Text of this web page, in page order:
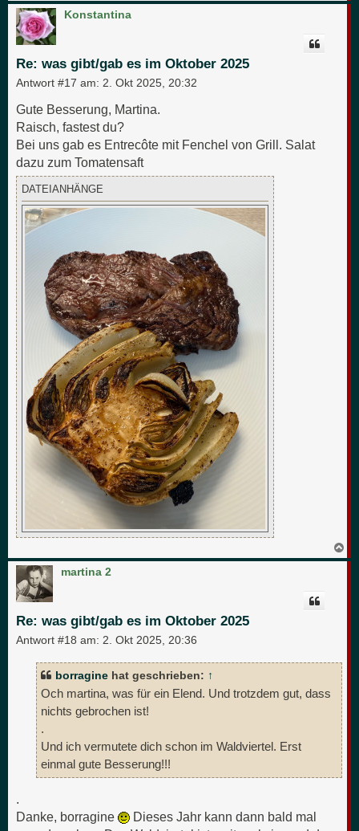
Konstantina
Re: was gibt/gab es im Oktober 2025
Antwort #17 am: 2. Okt 2025, 20:32
Gute Besserung, Martina.
Raisch, fastest du?
Bei uns gab es Entrecôte mit Fenchel von Grill. Salat
dazu zum Tomatensaft
DATEIANHÄNGE
a
martina 2
Re: was gibt/gab es im Oktober 2025
Antwort #18 am: 2. Okt 2025, 20:36
borragine hat geschrieben: ↑
Och martina, was für ein Elend. Und trotzdem gut, dass
nichts gebrochen ist!
.
Und ich vermutete dich schon im Waldviertel. Erst
einmal gute Besserung!!!
.
Danke, borragine
Dieses Jahr kann dann bald mal